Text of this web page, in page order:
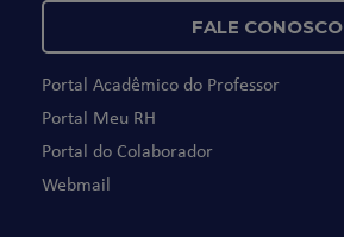
FALE CONOSCO
Portal Acadêmico do Professor
Portal Meu RH
Portal do Colaborador
Webmail